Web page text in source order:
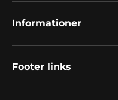
Informationer
Footer links